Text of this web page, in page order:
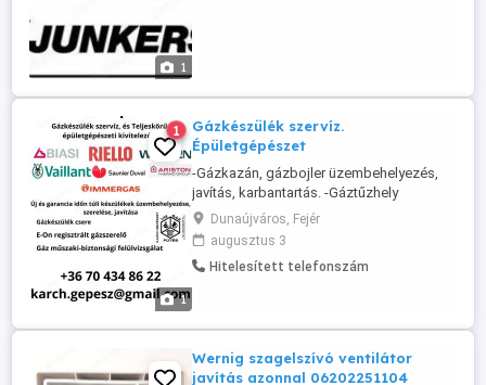
1
1
1
Gázkészülék szervíz.
Épületgépészet
-Gázkazán, gázbojler üzembehelyezés,
javítás, karbantartás. -Gáztűzhely
üzembehelyezés, javítás. -Gázkonvektor
javítás. -Gázvezeték szerelés. -
Fűtésrendszer vegyszeres, gépi tisztítás. -
Villany bojler javítás. -Teljeskörű
felülvizsgálat(lakóépület, ...
Dunaújváros, Fejér
augusztus 3
Hitelesített telefonszám
Wernig szagelszívó ventilátor
javítás azonnal 06202251104